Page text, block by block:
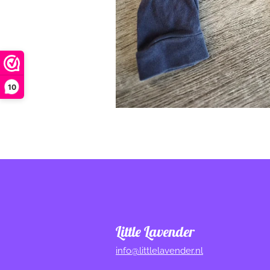
10
Little Lavender
info@littlelavender.nl